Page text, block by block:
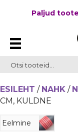
Paljud
ESILEHT / NAHK /
CM, KULDNE
Eelmine